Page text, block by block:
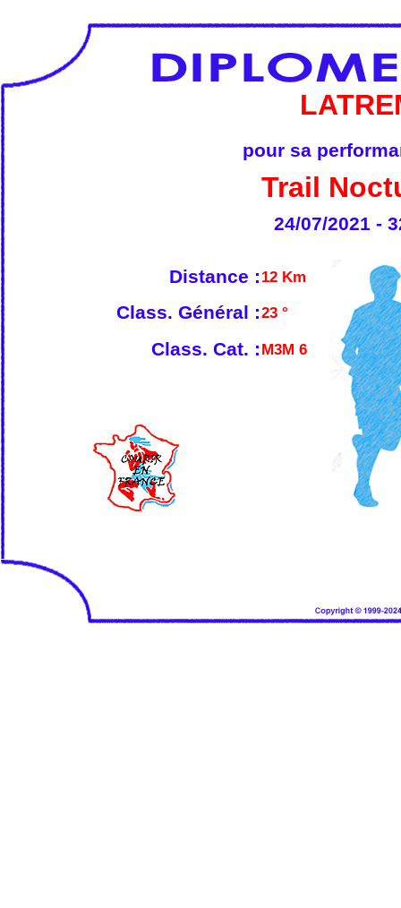
pour sa
Trail
24/07/2021 -
Distance : 12 Km
Class. Général :23 °
Class. Cat. : M3M 6